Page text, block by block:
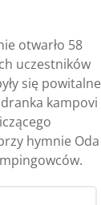
otwarło 58
uczestników
się powitalne
kampovi
hymnie Oda
i Ilovik,